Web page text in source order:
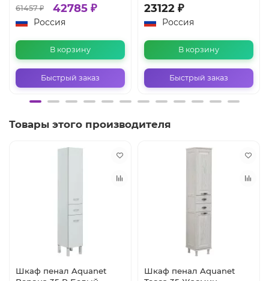
61457 ₽ 42785 ₽
Россия
В корзину
Быстрый заказ
23122 ₽
Россия
В корзину
Быстрый заказ
Товары этого производителя
Шкаф пенал Aquanet
Шкаф пенал Aquanet